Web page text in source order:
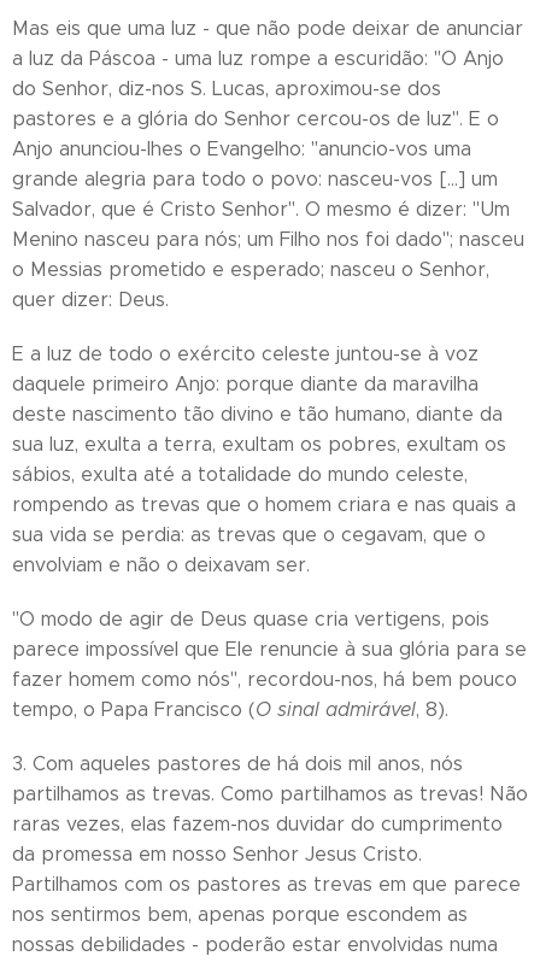
Mas eis que uma luz - que não pode deixar de anunciar
a luz da Páscoa - uma luz rompe a escuridão: "O Anjo
do Senhor, diz-nos S. Lucas, aproximou-se dos
pastores e a glória do Senhor cercou-os de luz". E o
Anjo anunciou-lhes o Evangelho: "anuncio-vos uma
grande alegria para todo o povo: nasceu-vos [...] um
Salvador, que é Cristo Senhor". O mesmo é dizer: "Um
Menino nasceu para nós; um Filho nos foi dado"; nasceu
o Messias prometido e esperado; nasceu o Senhor,
quer dizer: Deus.
E a luz de todo o exército celeste juntou-se à voz
daquele primeiro Anjo: porque diante da maravilha
deste nascimento tão divino e tão humano, diante da
sua luz, exulta a terra, exultam os pobres, exultam os
sábios, exulta até a totalidade do mundo celeste,
rompendo as trevas que o homem criara e nas quais a
sua vida se perdia: as trevas que o cegavam, que o
envolviam e não o deixavam ser.
"O modo de agir de Deus quase cria vertigens, pois
parece impossível que Ele renuncie à sua glória para se
fazer homem como nós", recordou-nos, há bem pouco
tempo, o Papa Francisco (O sinal admirável, 8).
3. Com aqueles pastores de há dois mil anos, nós
partilhamos as trevas. Como partilhamos as trevas! Não
raras vezes, elas fazem-nos duvidar do cumprimento
da promessa em nosso Senhor Jesus Cristo.
Partilhamos com os pastores as trevas em que parece
nos sentirmos bem, apenas porque escondem as
nossas debilidades - poderão estar envolvidas numa